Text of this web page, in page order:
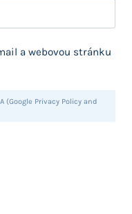
a webovou stránku
(Google Privacy Policy and